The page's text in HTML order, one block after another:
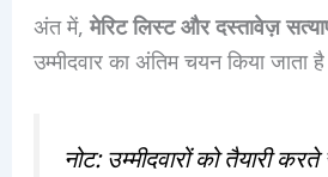
अंत में,मेरिट लिस्ट और दस्तावेज़
उम्मीदवार का अंतिम चयन किया जाता
नोट: उम्मीदवारों को तैयारी